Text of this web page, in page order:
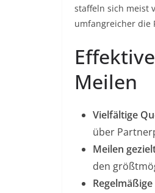
staffeln sich meist
umfangreicher die
Meilen
Vielfältige
über
Meilen
den